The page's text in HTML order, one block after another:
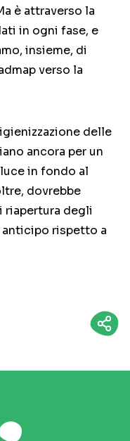
è attraverso la
in ogni fase, e
insieme, di
verso la
delle
ancora per un
luce in fondo al
dovrebbe
riapertura degli
rispetto a